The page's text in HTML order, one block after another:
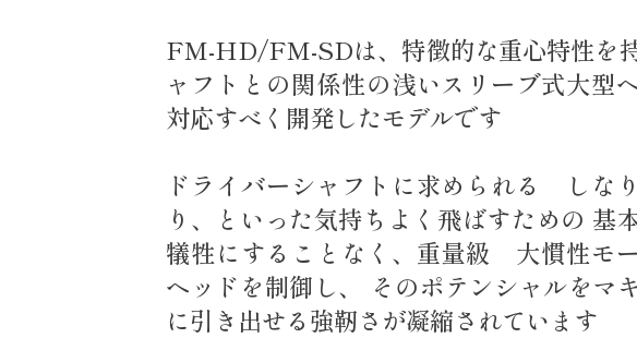
FM-HD/FM-SDは、特徴的な重心特性を
ャフトとの関係性の浅いスリーブ式大型
対応すべく開発したモデルです
ドライバーシャフトに求められる しな
り、といった気持ちよく飛ばすための 基
犠牲にすることなく、重量級 大慣性モ
ヘッドを制御し、 そのポテンシャルをマ
に引き出せる強靭さが凝縮されています